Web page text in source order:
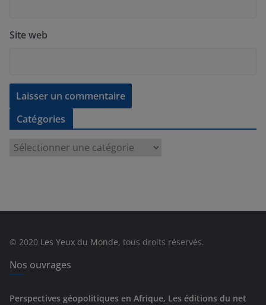
Site web
Catégories
e
s
© 2020 Les Yeux du Monde, tous droits réservés.
Nos ouvrages
Perspectives géopolitiques en Afrique, Les éditions du net